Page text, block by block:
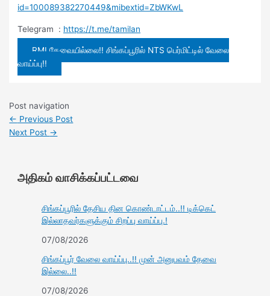
id=100089382270449&mibextid=ZbWKwL
Telegram : https://t.me/tamilan
RMI தேவையில்லை!! சிங்கப்பூரில் NTS பெர்மிட்டில் வேலை
வாய்ப்பு!!
Post navigation
← Previous Post
Next Post →
அதிகம் வாசிக்கப்பட்டவை
சிங்கப்பூரில் தேசிய தின கொண்டாட்டம்..!! டிக்கெட்
இல்லாதவர்களுக்கும் சிறப்பு வாய்ப்பு.!
07/08/2026
சிங்கப்பூர் வேலை வாய்ப்பு..!! முன் அனுபவம் தேவை
இல்லை..!!
07/08/2026